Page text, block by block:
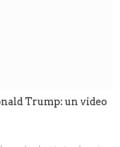
Trump: un video